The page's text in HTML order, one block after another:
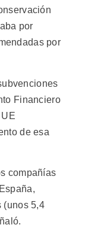
por
por
Financiero
de esa
compañías
(unos 5,4